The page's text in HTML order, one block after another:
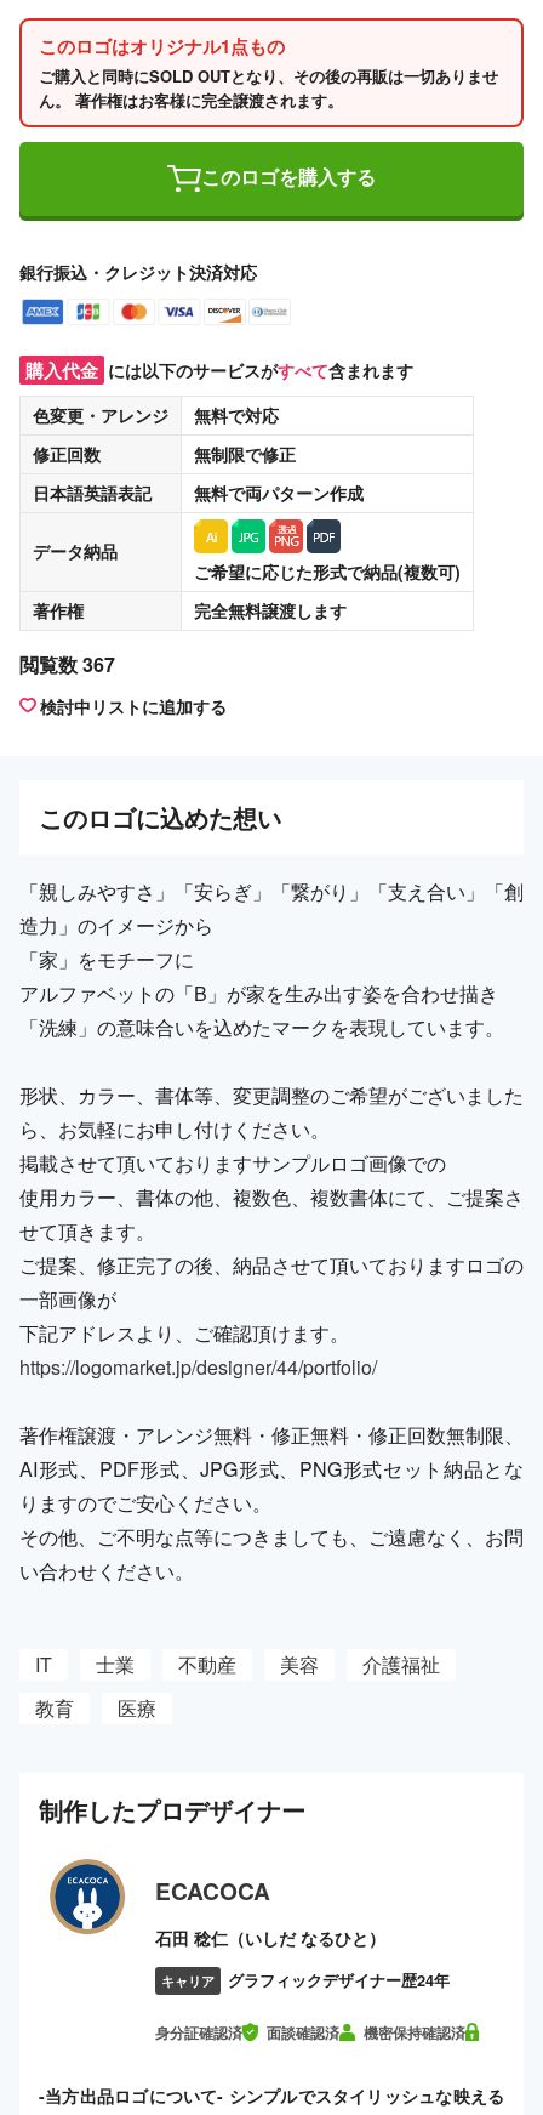
このロゴはオリジナル1点もの
ご購入と同時にSOLD OUTとなり、その後の再販は一切ありませ
ん。 著作権はお客様に完全譲渡されます。
このロゴを購入する
銀行振込・クレジット決済対応
購入代金 には以下のサービスがすべて含まれます
色変更・アレンジ
無料で対応
修正回数
無制限で修正
日本語英語表記
無料で両パターン作成
データ納品
ご希望に応じた形式で納品(複数可)
著作権
完全無料譲渡します
閲覧数 367
検討中リストに追加する
このロゴに込めた想い
「親しみやすさ」「安らぎ」「繋がり」「支え合い」「創
造力」のイメージから
「家」をモチーフに
アルファベットの「B」が家を生み出す姿を合わせ描き
「洗練」の意味合いを込めたマークを表現しています。
形状、カラー、書体等、変更調整のご希望がございました
ら、お気軽にお申し付けください。
掲載させて頂いておりますサンプルロゴ画像での
使用カラー、書体の他、複数色、複数書体にて、ご提案さ
せて頂きます。
ご提案、修正完了の後、納品させて頂いておりますロゴの
一部画像が
下記アドレスより、ご確認頂けます。
https://logomarket.jp/designer/44/portfolio/
著作権譲渡・アレンジ無料・修正無料・修正回数無制限、
AI形式、PDF形式、JPG形式、PNG形式セット納品とな
りますのでご安心ください。
その他、ご不明な点等につきましても、ご遠慮なく、お問
い合わせください。
IT 士業 不動産 美容
介護福祉
教育
医療
制作したプロデザイナー
ECACOCA
石田 稔仁（いしだ なるひと）
キャリア グラフィックデザイナー歴24年
身分証確認済 面談確認済 機密保持確認済
-当方出品ロゴについて- シンプルでスタイリッシュな映える